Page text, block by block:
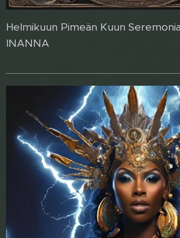
Helmikuun Pimeän Kuun
INANNA